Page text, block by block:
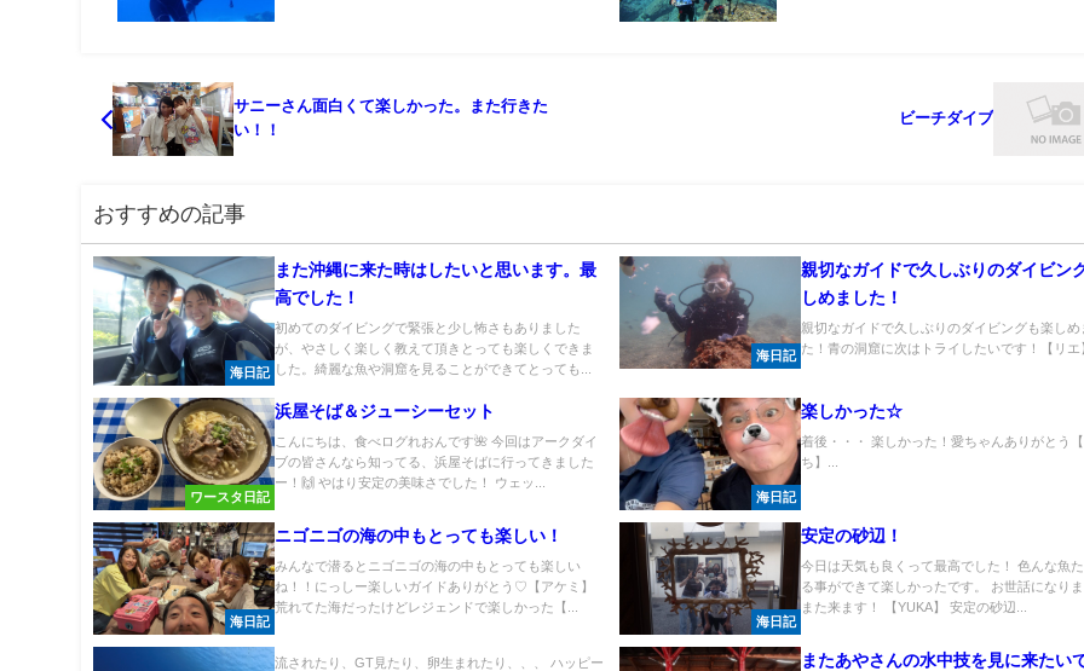
サニーさん面白くて楽しかった。また行きた
い！！
ビーチダイブ
おすすめの記事
海日記
また沖縄に来た時はしたいと思います。最
高でした！
初めてのダイビングで緊張と少し怖さもありました
が、やさしく楽しく教えて頂きとっても楽しくできま
した。綺麗な魚や洞窟を見ることができてとっても...
海日記
親切なガイドで久しぶりのダイビン
しめました！
親切なガイドで久しぶりのダイビングも楽しめ
た！青の洞窟に次はトライしたいです！【リエ
ワースタ日記
浜屋そば＆ジューシーセット
こんにちは、食べログれおんです🌺 今回はアークダイ
ブの皆さんなら知ってる、浜屋そばに行ってきました
ー！🙌 やはり安定の美味さでした！ ウェッ...
海日記
楽しかった☆
着後・・・ 楽しかった！愛ちゃんありがとう
ち】...
海日記
ニゴニゴの海の中もとっても楽しい！
みんなで潜るとニゴニゴの海の中もとっても楽しい
ね！！にっしー楽しいガイドありがとう♡【アケミ】
荒れてた海だったけどレジェンドで楽しかった【...
海日記
安定の砂辺！
今日は天気も良くって最高でした！ 色んな魚
る事ができて楽しかったです。 お世話になりま
また来ます！ 【YUKA】 安定の砂辺...
流されたり、GT見たり、卵生まれたり、、、 ハッピー
またあやさんの水中技を見に来たい